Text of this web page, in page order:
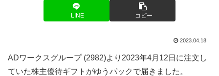
LINE コピー
2023.04.18
ADワークスグループ (2982)より2023年4月12日に注文し
ていた株主優待ギフトがゆうパックで届きました。